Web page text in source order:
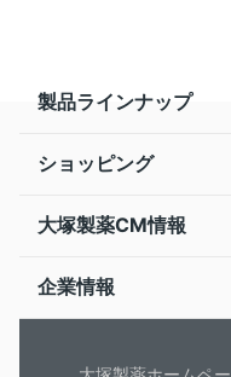
製品ラインナップ
ショッピング
大塚製薬CM情報
企業情報